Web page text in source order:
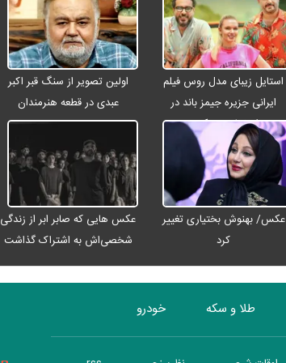
استایل زیبای مدل روس فیلم
ایرانی جزیره جیمز باند در
اصفهان + عکس
اولین تصویر از سنگ قبر اکبر
عبدی در قطعه هنرمندان
عکس/ بهنوش بختیاری تغییر
کرد
عکس هایی که صابر ابر از زندگی
شخصی‌اش به اشتراک گذاشت
طلا و سکه خودرو